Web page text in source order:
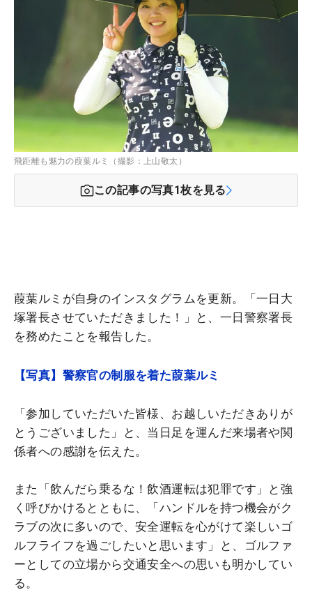
飛距離も魅力の葭葉ルミ（撮影：上山敬太）
この記事の写真1枚を見る
葭葉ルミが自身のインスタグラムを更新。「一日大
塚署長させていただきました！」と、一日警察署長
を務めたことを報告した。
【写真】警察官の制服を着た葭葉ルミ
「参加していただいた皆様、お越しいただきありが
とうございました」と、当日足を運んだ来場者や関
係者への感謝を伝えた。
また「飲んだら乗るな！飲酒運転は犯罪です」と強
く呼びかけるとともに、「ハンドルを持つ機会がク
ラブの次に多いので、安全運転を心がけて楽しいゴ
ルフライフを過ごしたいと思います」と、ゴルファ
ーとしての立場から交通安全への思いも明かしてい
る。